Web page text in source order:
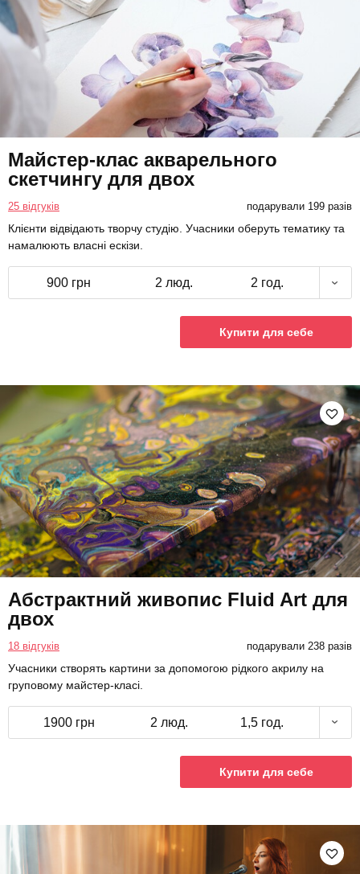
Майстер-клас акварельного
скетчингу для двох
25 відгуків подарували 199 разів
Клієнти відвідають творчу студію. Учасники оберуть тематику та
намалюють власні ескізи.
900 грн 2 люд. 2 год.
Купити для себе
Абстрактний живопис Fluid Art для
двох
18 відгуків подарували 238 разів
Учасники створять картини за допомогою рідкого акрилу на
груповому майстер-класі.
1900 грн 2 люд. 1,5 год.
Купити для себе